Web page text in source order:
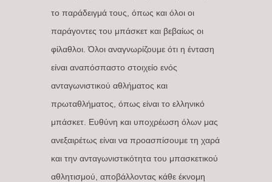
το παράδειγμά τους, όπως και όλοι οι
παράγοντες του μπάσκετ και βεβαίως οι
φίλαθλοι. Όλοι αναγνωρίζουμε ότι η ένταση
είναι αναπόσπαστο στοιχείο ενός
ανταγωνιστικού αθλήματος και
πρωταθλήματος, όπως είναι το ελληνικό
μπάσκετ. Ευθύνη και υποχρέωση όλων μας
ανεξαιρέτως είναι να προασπίσουμε τη χαρά
και την ανταγωνιστικότητα του μπασκετικού
αθλητισμού, αποβάλλοντας κάθε έκνομη